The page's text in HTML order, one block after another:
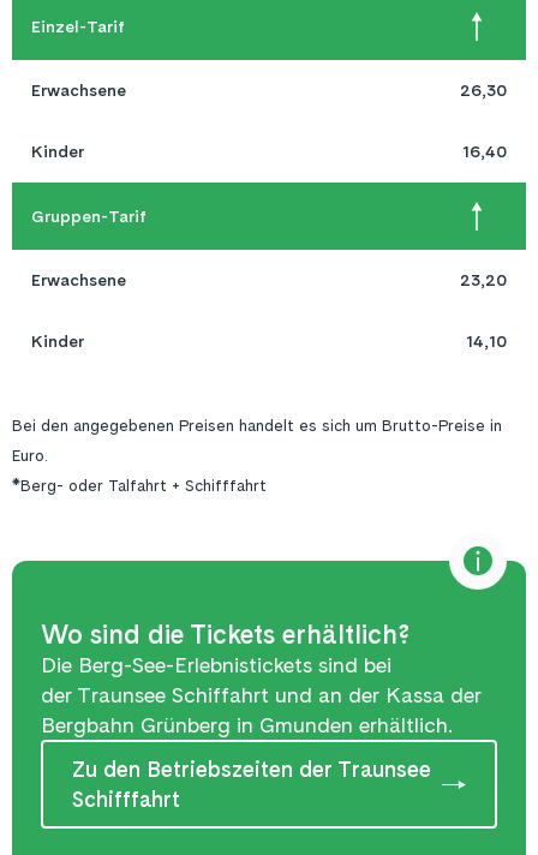
Einzel-Tarif
Erwachsene 26,30
Kinder 16,40
Gruppen-Tarif
Erwachsene 23,20
Kinder 14,10
Bei den angegebenen Preisen handelt es sich um Brutto-Preise in
Euro.
*Berg- oder Talfahrt + Schifffahrt
Wo sind die Tickets erhältlich?
Die Berg-See-Erlebnistickets sind bei
der Traunsee Schiffahrt und an der Kassa der
Bergbahn Grünberg in Gmunden erhältlich.
Zu den Betriebszeiten der Traunsee
Schifffahrt